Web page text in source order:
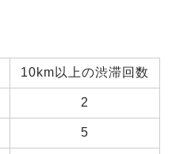
10km以上の渋滞回数
2
5